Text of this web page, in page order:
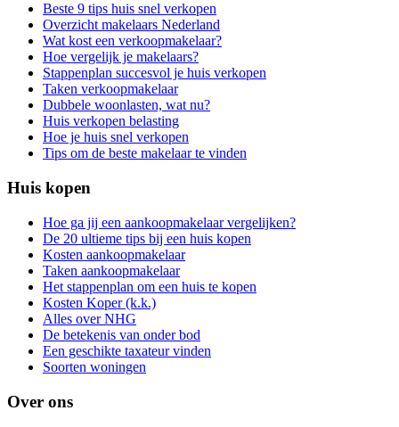
Beste 9 tips huis snel verkopen
Overzicht makelaars Nederland
Wat kost een verkoopmakelaar?
Hoe vergelijk je makelaars?
Stappenplan succesvol je huis verkopen
Taken verkoopmakelaar
Dubbele woonlasten, wat nu?
Huis verkopen belasting
Hoe je huis snel verkopen
Tips om de beste makelaar te vinden
Huis kopen
Hoe ga jij een aankoopmakelaar vergelijken?
De 20 ultieme tips bij een huis kopen
Kosten aankoopmakelaar
Taken aankoopmakelaar
Het stappenplan om een huis te kopen
Kosten Koper (k.k.)
Alles over NHG
De betekenis van onder bod
Een geschikte taxateur vinden
Soorten woningen
Over ons